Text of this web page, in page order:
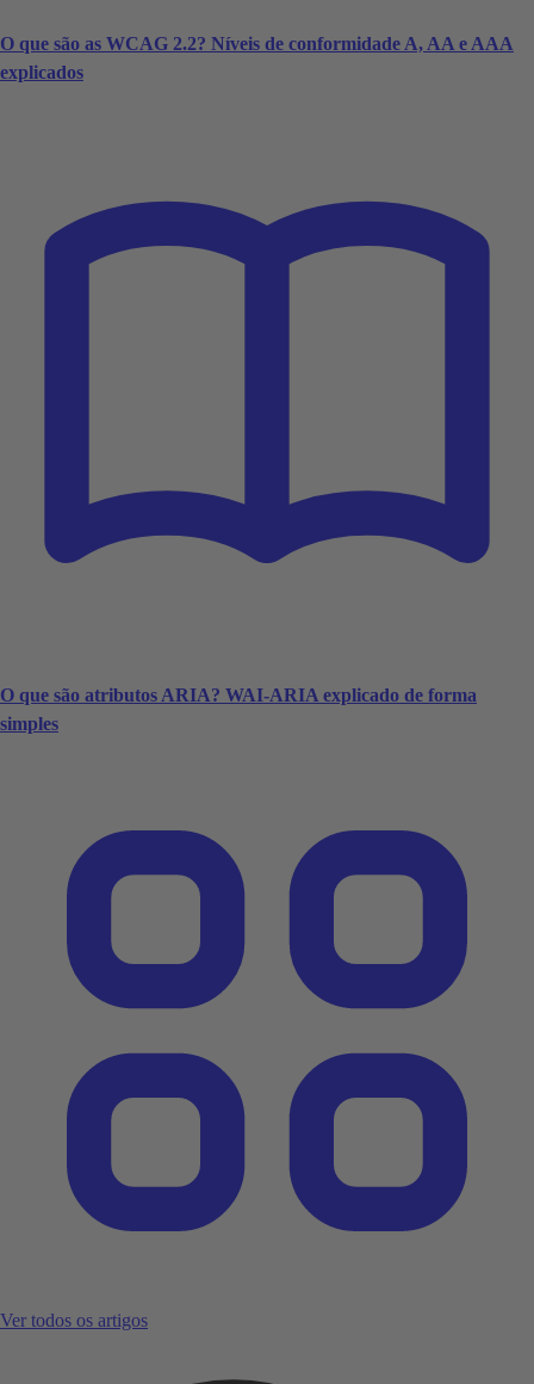
O que são as WCAG 2.2? Níveis de conformidade A, AA e AAA
explicados
O que são atributos ARIA? WAI-ARIA explicado de forma
simples
Ver todos os artigos